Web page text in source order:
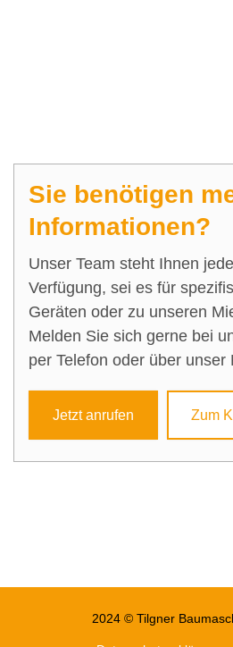
Sie benötigen
Informationen?
Unser Team steht Ihnen
Verfügung, sei es für
Geräten oder zu unseren
Melden Sie sich gerne bei
per Telefon oder über unser
Jetzt anrufen Zum
2024 © Tilgner